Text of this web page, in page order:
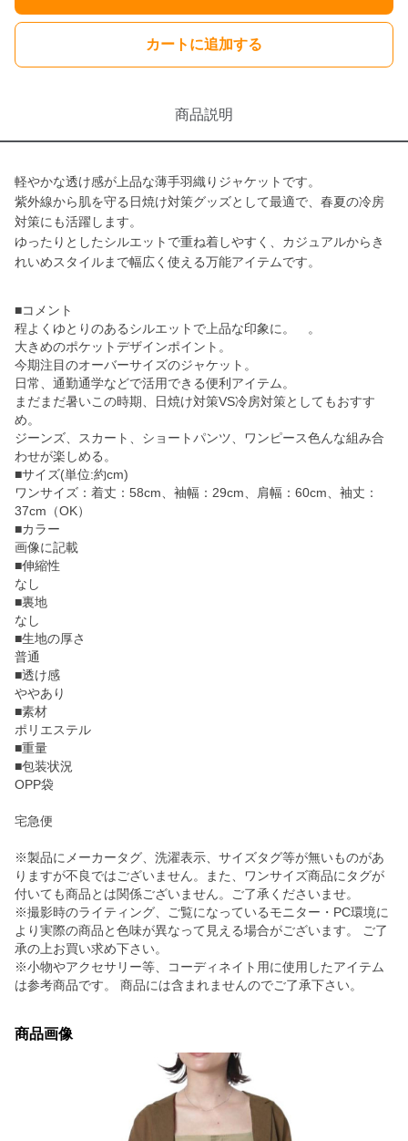
カートに追加する
商品説明
軽やかな透け感が上品な薄手羽織りジャケットです。
紫外線から肌を守る日焼け対策グッズとして最適で、春夏の冷房
対策にも活躍します。
ゆったりとしたシルエットで重ね着しやすく、カジュアルからき
れいめスタイルまで幅広く使える万能アイテムです。
■コメント
程よくゆとりのあるシルエットで上品な印象に。 。
大きめのポケットデザインポイント。
今期注目のオーバーサイズのジャケット。
日常、通勤通学などで活用できる便利アイテム。
まだまだ暑いこの時期、日焼け対策VS冷房対策としてもおすす
め。
ジーンズ、スカート、ショートパンツ、ワンピース色んな組み合
わせが楽しめる。
■サイズ(単位:約cm)
ワンサイズ：着丈：58cm、袖幅：29cm、肩幅：60cm、袖丈：
37cm（OK）
■カラー
画像に記載
■伸縮性
なし
■裏地
なし
■生地の厚さ
普通
■透け感
ややあり
■素材
ポリエステル
■重量
■包装状況
OPP袋
宅急便
※製品にメーカータグ、洗濯表示、サイズタグ等が無いものがあ
りますが不良ではございません。また、ワンサイズ商品にタグが
付いても商品とは関係ございません。ご了承くださいませ。
※撮影時のライティング、ご覧になっているモニター・PC環境に
より実際の商品と色味が異なって見える場合がございます。 ご了
承の上お買い求め下さい。
※小物やアクセサリー等、コーディネイト用に使用したアイテム
は参考商品です。 商品には含まれませんのでご了承下さい。
商品画像